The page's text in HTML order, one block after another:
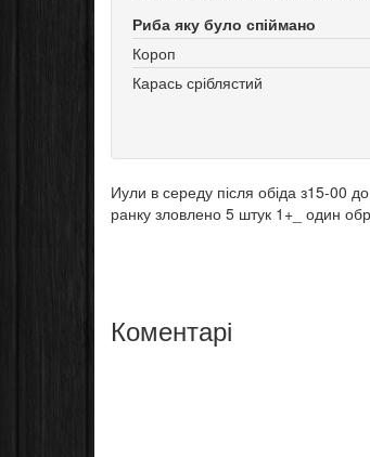
Риба яку було спіймано
Короп
Карась сріблястий
Иули в середу після обіда з15-00
ранку зловлено 5 штук 1+_ один
Коментарі